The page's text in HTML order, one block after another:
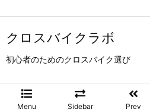
クロスバイクラボ
初心者のためのクロスバイク選び
Menu Sidebar Prev